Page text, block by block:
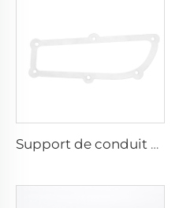
Support de conduit d'admission T5/6